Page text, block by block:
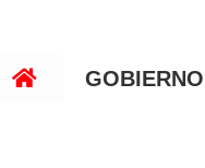
GOBIERNO